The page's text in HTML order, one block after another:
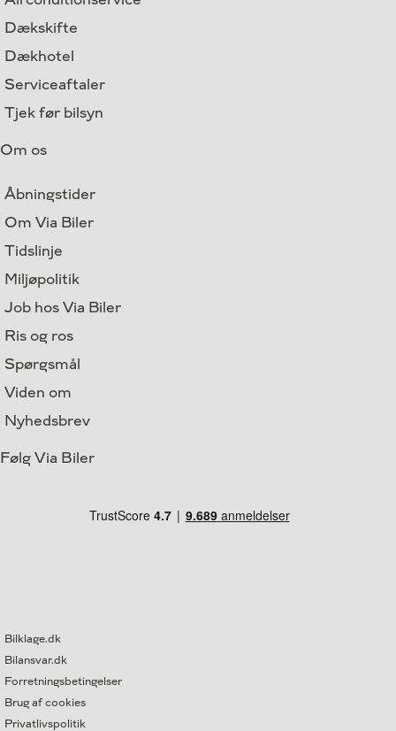
Dækskifte
Dækhotel
Serviceaftaler
Tjek før bilsyn
Om os
Åbningstider
Om Via Biler
Tidslinje
Miljøpolitik
Job hos Via Biler
Ris og ros
Spørgsmål
Viden om
Nyhedsbrev
Følg Via Biler
Bilklage.dk
Bilansvar.dk
Forretningsbetingelser
Brug af cookies
Privatlivspolitik